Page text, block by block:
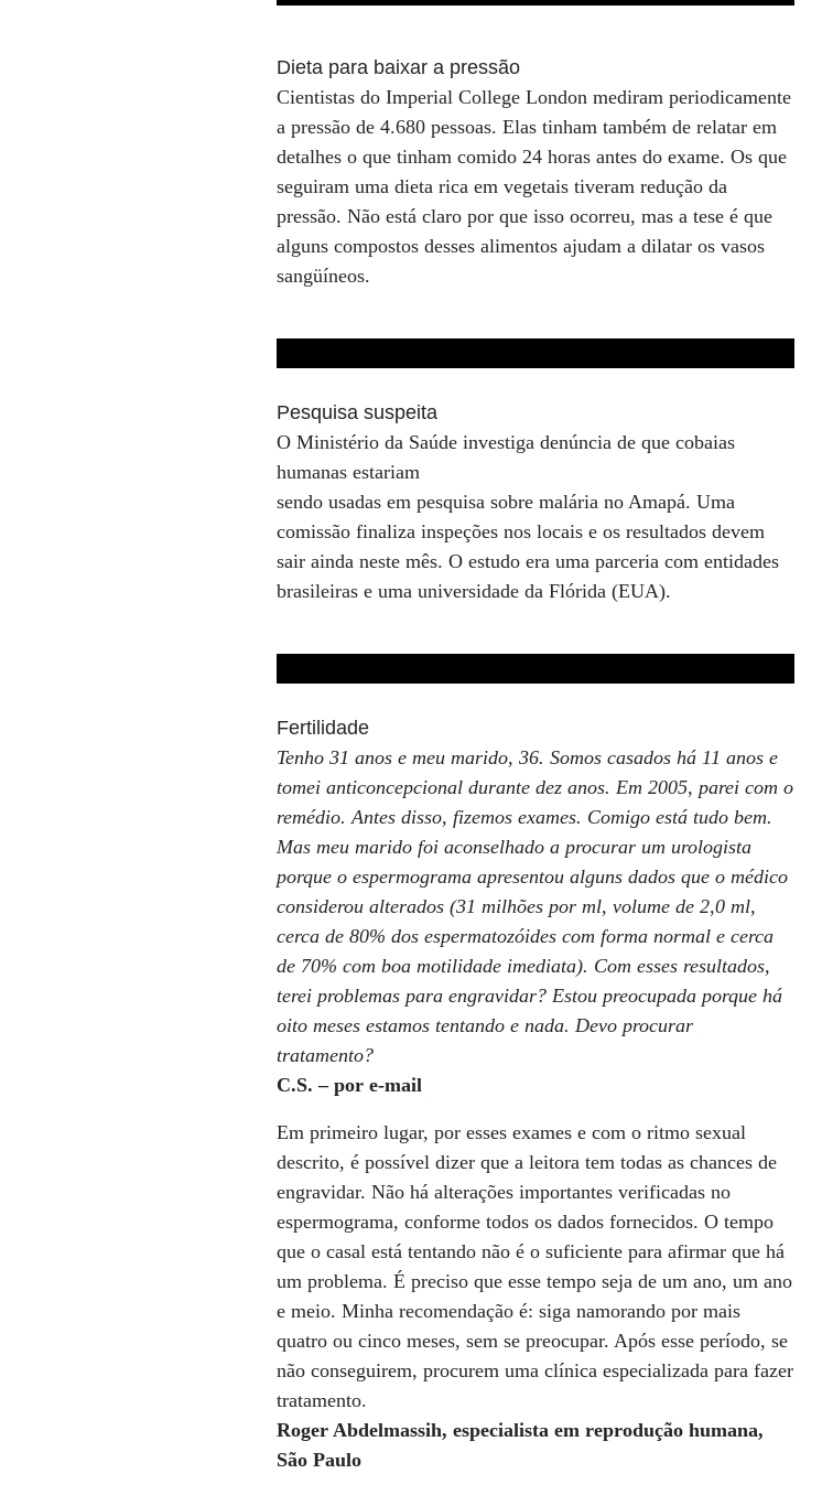
Dieta para baixar a pressão
Cientistas do Imperial College London mediram periodicamente
a pressão de 4.680 pessoas. Elas tinham também de relatar em
detalhes o que tinham comido 24 horas antes do exame. Os que
seguiram uma dieta rica em vegetais tiveram redução da
pressão. Não está claro por que isso ocorreu, mas a tese é que
alguns compostos desses alimentos ajudam a dilatar os vasos
sangüíneos.
Pesquisa suspeita
O Ministério da Saúde investiga denúncia de que cobaias
humanas estariam
sendo usadas em pesquisa sobre malária no Amapá. Uma
comissão finaliza inspeções nos locais e os resultados devem
sair ainda neste mês. O estudo era uma parceria com entidades
brasileiras e uma universidade da Flórida (EUA).
Fertilidade
Tenho 31 anos e meu marido, 36. Somos casados há 11 anos e
tomei anticoncepcional durante dez anos. Em 2005, parei com o
remédio. Antes disso, fizemos exames. Comigo está tudo bem.
Mas meu marido foi aconselhado a procurar um urologista
porque o espermograma apresentou alguns dados que o médico
considerou alterados (31 milhões por ml, volume de 2,0 ml,
cerca de 80% dos espermatozóides com forma normal e cerca
de 70% com boa motilidade imediata). Com esses resultados,
terei problemas para engravidar? Estou preocupada porque há
oito meses estamos tentando e nada. Devo procurar
tratamento?
C.S. – por e-mail
Em primeiro lugar, por esses exames e com o ritmo sexual
descrito, é possível dizer que a leitora tem todas as chances de
engravidar. Não há alterações importantes verificadas no
espermograma, conforme todos os dados fornecidos. O tempo
que o casal está tentando não é o suficiente para afirmar que há
um problema. É preciso que esse tempo seja de um ano, um ano
e meio. Minha recomendação é: siga namorando por mais
quatro ou cinco meses, sem se preocupar. Após esse período, se
não conseguirem, procurem uma clínica especializada para fazer
tratamento.
Roger Abdelmassih, especialista em reprodução humana,
São Paulo